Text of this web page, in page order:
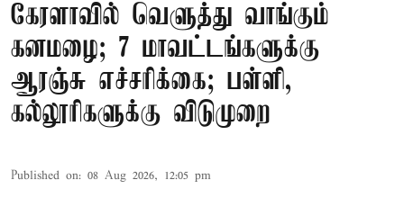
கேரளாவில் வெளுத்து வாங்கும்
கனமழை; 7 மாவட்டங்களுக்கு
ஆரஞ்சு எச்சரிக்கை; பள்ளி,
கல்லூரிகளுக்கு விடுமுறை
Published on: 08 Aug 2026, 12:05 pm